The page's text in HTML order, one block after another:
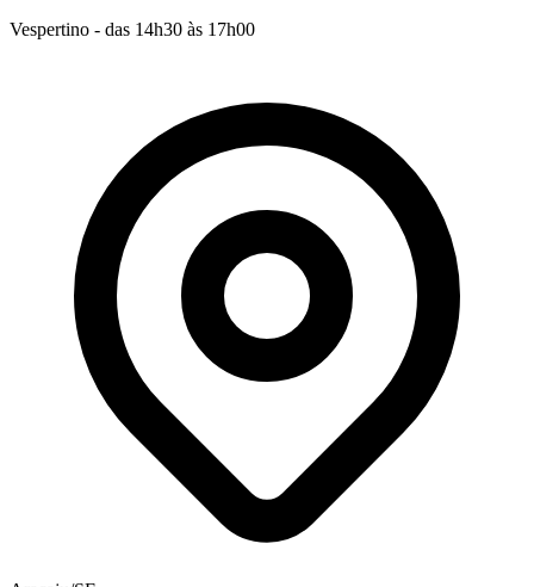
Vespertino - das 14h30 às 17h00